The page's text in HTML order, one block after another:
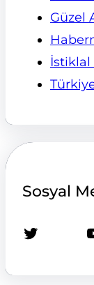
Güzel
İstiklal
Sosyal
Twitter